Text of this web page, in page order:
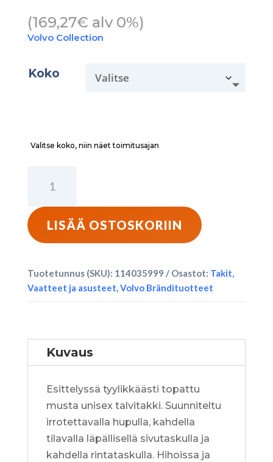
(169,27€ alv 0%)
Volvo Collection
Koko
Valitse koko, niin näet toimitusajan
Word
Mark
-
Parka
-
Musta
LISÄÄ OSTOSKORIIN
Tuotetunnus (SKU): 114035999 Osastot: Takit,
Vaatteet ja asusteet,Volvo Brändituotteet
Kuvaus
Esittelyssä tyylikkäästi topattu
musta unisex talvitakki. Suunniteltu
irrotettavalla hupulla, kahdella
tilavalla läpällisellä sivutaskulla ja
kahdella rintataskulla. Hihoissa ja